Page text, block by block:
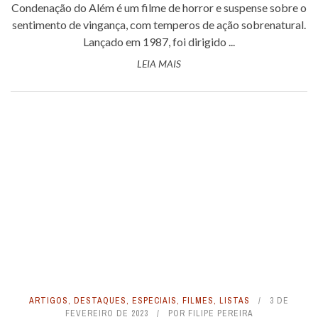
Condenação do Além é um filme de horror e suspense sobre o
sentimento de vingança, com temperos de ação sobrenatural.
Lançado em 1987, foi dirigido ...
LEIA MAIS
ARTIGOS, DESTAQUES, ESPECIAIS, FILMES, LISTAS
3 DE
FEVEREIRO DE 2023
POR FILIPE PEREIRA